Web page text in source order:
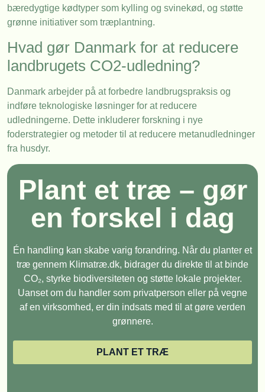
bæredygtige kødtyper som kylling og svinekød, og støtte
grønne initiativer som træplantning.
Hvad gør Danmark for at reducere
landbrugets CO2-udledning?
Danmark arbejder på at forbedre landbrugspraksis og
indføre teknologiske løsninger for at reducere
udledningerne. Dette inkluderer forskning i nye
foderstrategier og metoder til at reducere metanudledninger
fra husdyr.
Plant et træ – gør
en forskel i dag
Én handling kan skabe varig forandring. Når du planter et
træ gennem Klimatræ.dk, bidrager du direkte til at binde
CO₂, styrke biodiversiteten og støtte lokale projekter.
Uanset om du handler som privatperson eller på vegne
af en virksomhed, er din indsats med til at gøre verden
grønnere.
PLANT ET TRÆ